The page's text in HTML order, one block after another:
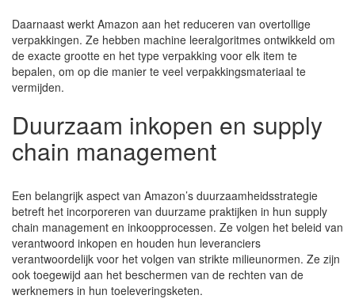
Daarnaast werkt Amazon aan het reduceren van overtollige
verpakkingen. Ze hebben machine leeralgoritmes ontwikkeld om
de exacte grootte en het type verpakking voor elk item te
bepalen, om op die manier te veel verpakkingsmateriaal te
vermijden.
Duurzaam inkopen en supply
chain management
Een belangrijk aspect van Amazon’s duurzaamheidsstrategie
betreft het incorporeren van duurzame praktijken in hun supply
chain management en inkoopprocessen. Ze volgen het beleid van
verantwoord inkopen en houden hun leveranciers
verantwoordelijk voor het volgen van strikte milieunormen. Ze zijn
ook toegewijd aan het beschermen van de rechten van de
werknemers in hun toeleveringsketen.